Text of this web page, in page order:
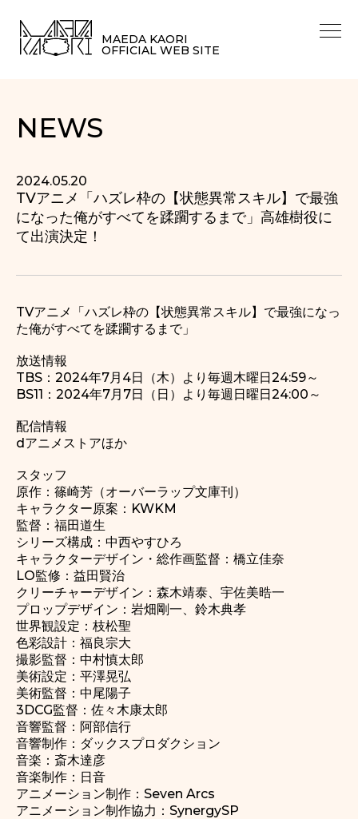
MAEDA KAORI
OFFICIAL WEB SITE
NEWS
2024.05.20
TVアニメ「ハズレ枠の【状態異常スキル】で最強
になった俺がすべてを蹂躙するまで」高雄樹役に
て出演決定！
TVアニメ「ハズレ枠の【状態異常スキル】で最強になっ
た俺がすべてを蹂躙するまで」
放送情報
TBS：2024年7月4日（木）より毎週木曜日24:59～
BS11：2024年7月7日（日）より毎週日曜日24:00～
配信情報
dアニメストアほか
スタッフ
原作：篠崎芳（オーバーラップ文庫刊）
キャラクター原案：KWKM
監督：福田道生
シリーズ構成：中西やすひろ
キャラクターデザイン・総作画監督：橋立佳奈
LO監修：益田賢治
クリーチャーデザイン：森木靖泰、宇佐美晧一
プロップデザイン：岩畑剛一、鈴木典孝
世界観設定：枝松聖
色彩設計：福良宗大
撮影監督：中村慎太郎
美術設定：平澤晃弘
美術監督：中尾陽子
3DCG監督：佐々木康太郎
音響監督：阿部信行
音響制作：ダックスプロダクション
音楽：斎木達彦
音楽制作：日音
アニメーション制作：Seven Arcs
アニメーション制作協力：SynergySP